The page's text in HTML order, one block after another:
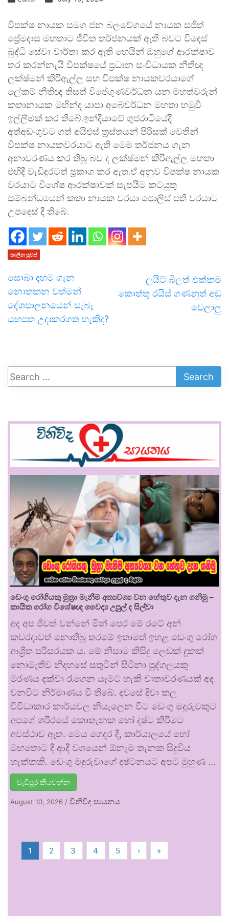
විපක්ෂ නායක සමග ජන බලවේගයේ නායක සජිත්
ප්‍රේමදාස මහතාට ජීවිත තර්ජනයක් ඇති බවට විදෙස්
බුද්ධි සේවා වාර්තා කර ඇති හෙයින් ඔහුගේ ආරක්ෂාව
තර කරන්නැයි විපක්ෂයේ ප්‍රධාන සංවිධායක නීතිඥ
ලක්ෂ්මන් කිරිඇල්ල සහ විපක්ෂ නායකවරයාගේ
ලේකම් නීතිඥ තිසත් විජේගුණවර්ධන යන මහත්වරුන්
කතානායක මහින්ද යාපා අබේවර්ධන මහතා හමුවී
ඉල්ලීමක් කර තිබේ.ඉන්දියාවේ ගුජරාටියේදී
අත්අඩංගුවට ගත් අයිඑස් ත්‍රස්තයන් පිරිසක් වෙතින්
විපක්ෂ නායකවරයාට ඇති මෙම තර්ජනය ගැන
අනාවරණය කර තිබූ බව ද ලක්ෂ්මන් කිරිඇල්ල මහතා
එහිදී වැඩිදුරටත් ප්‍රකාශ කර ඇත.ඒ අනුව විපක්ෂ නායක
වරයාට විශේෂ ආරක්ෂාවක් සැපයීම කටයුතු
සම්බන්ධයෙන් කතා නායක වරයා පොලිස් පති වරයාට
උපදෙස් දී තිබේ.
කාලීන පුවත්
සොබා දහම ගැන
නොතකන වත්මන්
දේශපාලනයෙන් සැබෑ
යහපත උදාකරගත හැකිද?
ලයිට් බිලත් එක්කම
කොත්තු රයිස් ගණනුත් අඩු
වෙලාලු
ඩෙංගු රෝගියකු ⁣මුත්‍රා මැනීම අත්‍යවශ්‍ය වන හේතුව දැන ගනිමු –
කායික රෝග විශේෂඥ වෛද්‍ය උපුල් ද සිල්වා
අද අප ජීවත් වන්නේ මින් පෙර මේ රටේ අන්
කවරදාවත් නොතිබූ තරමේ ඉතාමත් ඉහළ ඩෙංගු රෝග
ආශ්‍රිත පරිසරයක ය. මේ නිසාම කිසිදු ලෙඩක් දුකක්
නොමැතිව නිදහසේ සතුටින් සිටිනා පුද්ගලයකු
මරණය දක්වා රැගෙන යෑමට හැකි වාතාවරණයක් අද
වනවිට නිර්මාණය වී තිබේ. දවසේ දිවා කල
විවිධාකාර කාර්යවල නියැලෙන විට ඩෙංගු මදුරුවකුට
අපගේ ශරීරයේ කොතැනක හෝ දෂ්ට කිරීමට
අවස්ථාව ඇත. මෙය ගෙදර දී, කාර්යාලයේ හෝ
මඟතොට දී ආදී වශයෙන් ඕනෑම තැනක සිදුවිය
හැක්කකි. ඩෙංගු මදුරුවාගේ දෂ්ටනයට අපට මුහුණ …
වැඩිපුර කියවන්න
August 10, 2026 / විනිවිද සායනය
1 2 3 4 5 › »